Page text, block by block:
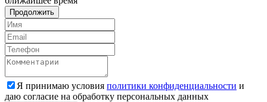
Продолжить
Я принимаю условия политики конфиденциальности и
даю согласие на обработку персональных данных